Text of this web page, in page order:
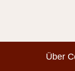
Über